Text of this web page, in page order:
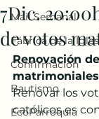
Mail Semanal
Fábrica de la
Confirmación
Bautismo
EcoParroquia
7Dic.
de votos
Renovación
Renovar los
católicos es